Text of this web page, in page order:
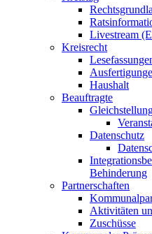
Livestream
Kreisrecht
Haushalt
Beauftragte
Datenschutz
Behinderung
Partnerschaften
Aktivitäten
Zuschüsse